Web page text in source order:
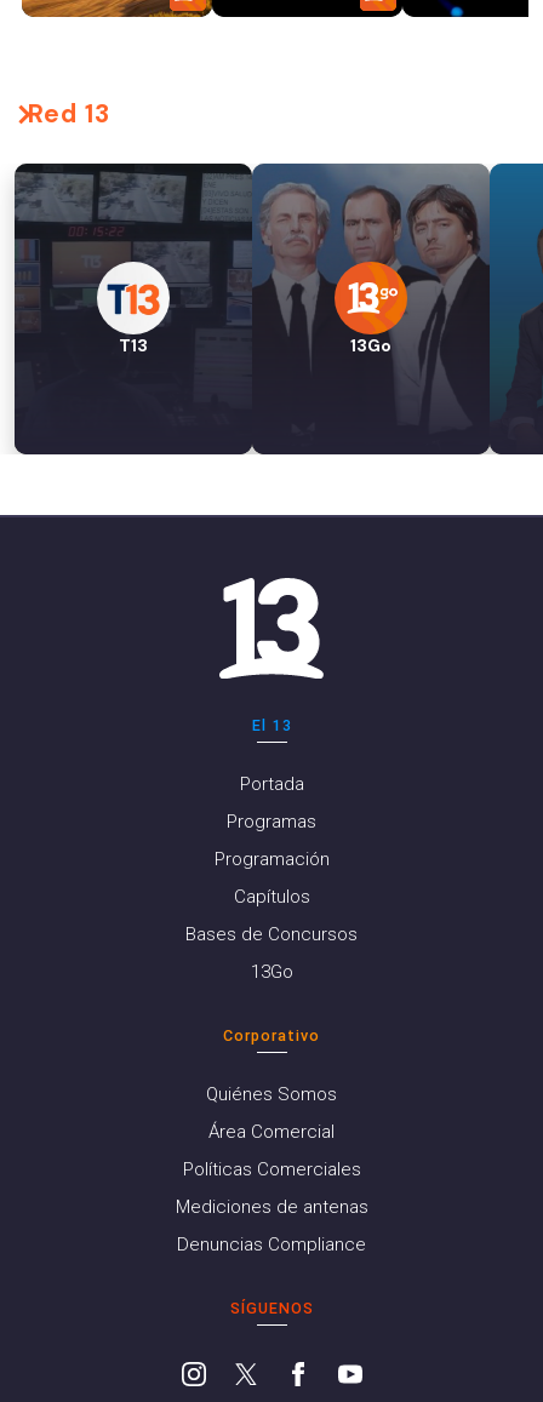
Red 13
T13 13Go
El 13
Portada
Programas
Programación
Capítulos
Bases de Concursos
13Go
Corporativo
Quiénes Somos
Área Comercial
Políticas Comerciales
Mediciones de antenas
Denuncias Compliance
SÍGUENOS